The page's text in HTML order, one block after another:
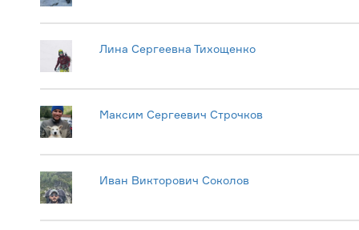
Лина Сергеевна Тихощенко
Максим Сергеевич Строчков
Иван Викторович Соколов